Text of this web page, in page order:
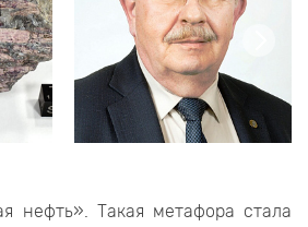
нефть». Такая метафора стала